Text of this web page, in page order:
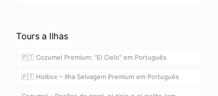
Tours a Ilhas
🇵🇹 Cozumel Premium: “El Cielo” em Português
🇵🇹 Holbox – Ilha Selvagem Premium em Português